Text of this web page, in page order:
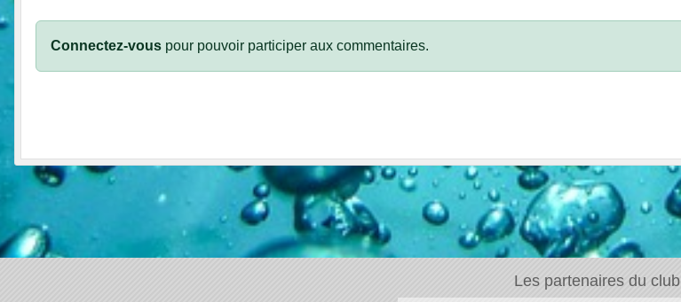
Connectez-vous pour pouvoir participer aux commentaires.
Les partenaires du club